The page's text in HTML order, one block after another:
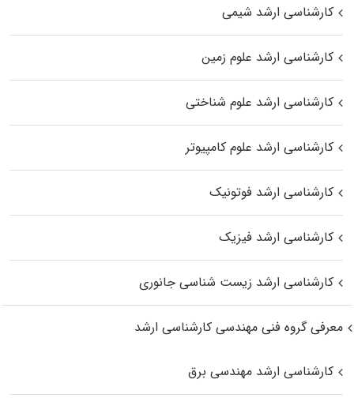
کارشناسی ارشد شیمی
کارشناسی ارشد علوم زمین
کارشناسی ارشد علوم شناختی
کارشناسی ارشد علوم کامپیوتر
کارشناسی ارشد فوتونیک
کارشناسی ارشد فیزیک
کارشناسی ارشد زیست‌ شناسی جانوری
معرفی گروه فنی مهندسی کارشناسی ارشد
کارشناسی ارشد مهندسی برق